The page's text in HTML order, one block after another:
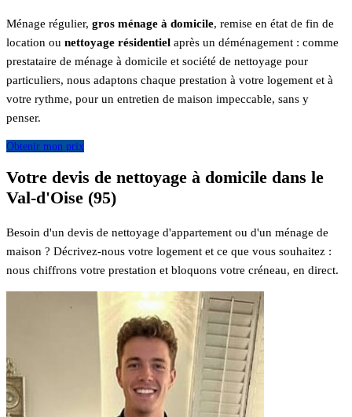
Ménage régulier, gros ménage à domicile, remise en état de fin de
location ou nettoyage résidentiel après un déménagement : comme
prestataire de ménage à domicile et société de nettoyage pour
particuliers, nous adaptons chaque prestation à votre logement et à
votre rythme, pour un entretien de maison impeccable, sans y
penser.
Obtenir mon prix
Votre devis de nettoyage à domicile dans le
Val-d'Oise (95)
Besoin d'un devis de nettoyage d'appartement ou d'un ménage de
maison ? Décrivez-nous votre logement et ce que vous souhaitez :
nous chiffrons votre prestation et bloquons votre créneau, en direct.